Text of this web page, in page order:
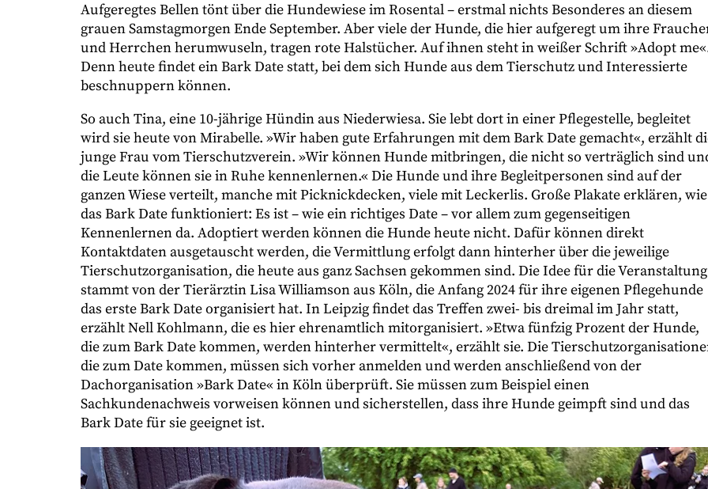
Aufgeregtes Bellen tönt über die Hundewiese im Rosental – erstmal nichts Besonderes an diesem
grauen Samstagmorgen Ende September. Aber viele der Hunde, die hier aufgeregt um ihre
und Herrchen herumwuseln, tragen rote Halstücher. Auf ihnen steht in weißer Schrift »Adopt
Denn heute findet ein Bark Date statt, bei dem sich Hunde aus dem Tierschutz und Interessierte
beschnuppern können.
So auch Tina, eine 10-jährige Hündin aus Niederwiesa. Sie lebt dort in einer Pflegestelle, begleitet
wird sie heute von Mirabelle. »Wir haben gute Erfahrungen mit dem Bark Date gemacht«, erzählt
junge Frau vom Tierschutzverein. »Wir können Hunde mitbringen, die nicht so verträglich sind
die Leute können sie in Ruhe kennenlernen.« Die Hunde und ihre Begleitpersonen sind auf der
ganzen Wiese verteilt, manche mit Picknickdecken, viele mit Leckerlis. Große Plakate erklären, wie
das Bark Date funktioniert: Es ist – wie ein richtiges Date – vor allem zum gegenseitigen
Kennenlernen da. Adoptiert werden können die Hunde heute nicht. Dafür können direkt
Kontaktdaten ausgetauscht werden, die Vermittlung erfolgt dann hinterher über die jeweilige
Tierschutzorganisation, die heute aus ganz Sachsen gekommen sind. Die Idee für die Veranstaltung
stammt von der Tierärztin Lisa Williamson aus Köln, die Anfang 2024 für ihre eigenen Pflegehunde
das erste Bark Date organisiert hat. In Leipzig findet das Treffen zwei- bis dreimal im Jahr statt,
erzählt Nell Kohlmann, die es hier ehrenamtlich mitorganisiert. »Etwa fünfzig Prozent der Hunde,
die zum Bark Date kommen, werden hinterher vermittelt«, erzählt sie. Die
die zum Date kommen, müssen sich vorher anmelden und werden anschließend von der
Dachorganisation »Bark Date« in Köln überprüft. Sie müssen zum Beispiel einen
Sachkundenachweis vorweisen können und sicherstellen, dass ihre Hunde geimpft sind und das
Bark Date für sie geeignet ist.